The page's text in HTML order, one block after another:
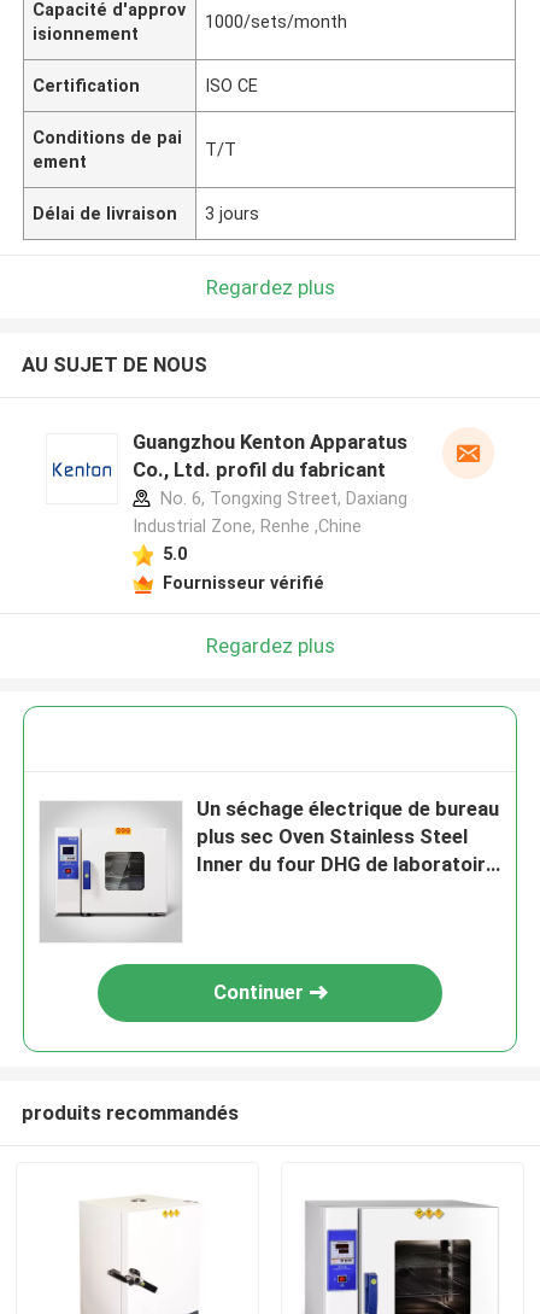
Capacité d'approv
isionnement
1000/sets/month
Certification ISO CE
Conditions de pai
ement
T/T
Délai de livraison 3 jours
Regardez plus
AU SUJET DE NOUS
Guangzhou Kenton Apparatus
Co., Ltd. profil du fabricant
No. 6, Tongxing Street, Daxiang
Industrial Zone, Renhe ,Chine
5.0
Fournisseur vérifié
Regardez plus
Un séchage électrique de bureau
plus sec Oven Stainless Steel
Inner du four DHG de laboratoire
Continuer
produits recommandés